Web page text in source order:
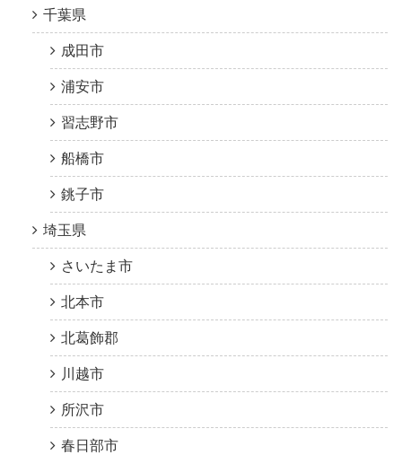
千葉県
成田市
浦安市
習志野市
船橋市
銚子市
埼玉県
さいたま市
北本市
北葛飾郡
川越市
所沢市
春日部市